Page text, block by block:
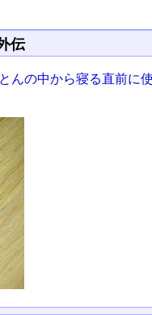
伝
んの中から寝る直前に